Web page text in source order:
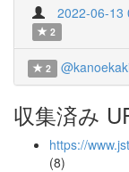
2022-06-13
2
2
収集済み
https://
(8)